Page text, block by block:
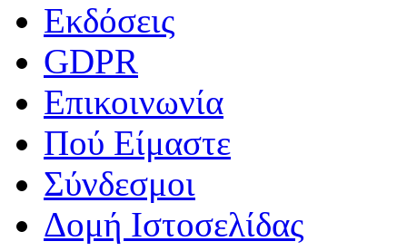
Εκδόσεις
GDPR
Επικοινωνία
Πού Είμαστε
Σύνδεσμοι
Δομή Ιστοσελίδας